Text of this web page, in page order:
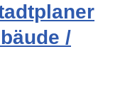
/